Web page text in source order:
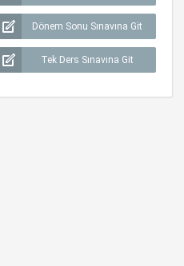
Dönem Sonu Sınavına Git
Tek Ders Sınavına Git